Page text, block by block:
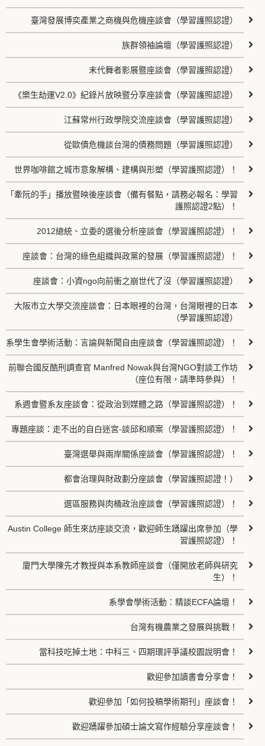
臺灣發展博奕產業之商機與危機座談會（學習護照認證）
族群領袖論壇（學習護照認證）
末代舞者影展暨座談會（學習護照認證）
《樂生劫運V2.0》紀錄片放映暨分享座談會（學習護照認證）
江蘇常州行政學院交流座談會（學習護照認證）
從歐債危機談台灣的債務問題（學習護照認證）
世界咖啡館之城市意象解構、建構與形塑（學習護照認證）！
「牽阮的手」播放暨映後座談會（備有餐點，請務必報名：學習
護照認證2點）！
2012總統、立委的選後分析座談會（學習護照認證）！
座談會：台灣的綠色組織與政黨的發展（學習護照認證）！
座談會：小資ngo向前衝之崩世代了沒（學習護照認證）
大阪市立大學交流座談會：日本眼裡的台灣，台灣眼裡的日本
（學習護照認證）
系學生會學術活動：言論與新聞自由座談會（學習護照認證）！
前聯合國反酷刑調查官 Manfred Nowak與台灣NGO對談工作坊
（座位有限，請準時參與）！
系週會暨系友座談會：從政治到媒體之路（學習護照認證）！
專題座談：走不出的自白迷宮-談邱和順案（學習護照認證）！
臺灣選舉與兩岸關係座談會（學習護照認證）！
都會治理與財政劃分座談會（學習護照認證！）
選區服務與肉桶政治座談會（學習護照認證）！
Austin College 師生來訪座談交流，歡迎師生踴躍出席參加（學
習護照認證）！
廈門大學陳先才教授與本系教師座談會（僅開放老師與研究
生）！
系學會學術活動：精談ECFA論壇！
台灣有機農業之發展與挑戰！
當科技吃掉土地：中科三、四期環評爭議校園說明會！
歡迎參加讀書會分享會！
歡迎參加「如何投稿學術期刊」座談會！
歡迎踴躍參加碩士論文寫作經驗分享座談會！